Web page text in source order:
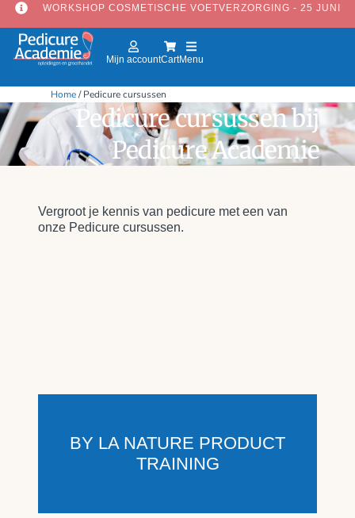
WORKSHOP COSMETISCHE VOETVERZORGING - 25 JUNI
Mijn accountCartMenu
Home/ Pedicure cursussen
Pedicure cursussen bij
Pedicure Academie
Vergroot je kennis van pedicure met een van
onze Pedicure cursussen.
BY LA NATURE PRODUCT
TRAINING